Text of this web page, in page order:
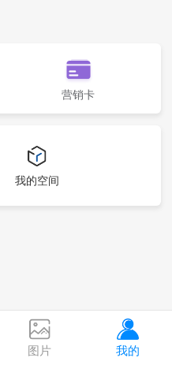
营销卡
我的空间
图片 我的